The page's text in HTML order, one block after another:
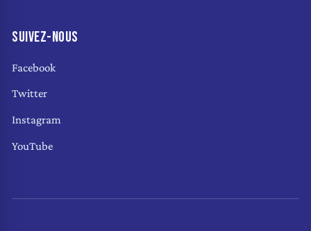
SUIVEZ-NOUS
Facebook
Twitter
Instagram
YouTube